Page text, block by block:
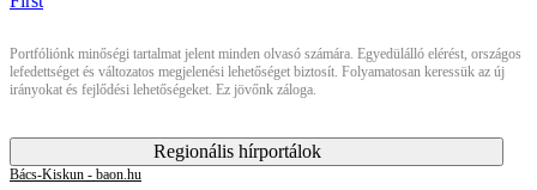
Portfóliónk minőségi tartalmat jelent minden olvasó számára. Egyedülálló elérést, országos
lefedettséget és változatos megjelenési lehetőséget biztosít. Folyamatosan keressük az új
irányokat és fejlődési lehetőségeket. Ez jövőnk záloga.
Regionális hírportálok
Bács-Kiskun - baon.hu